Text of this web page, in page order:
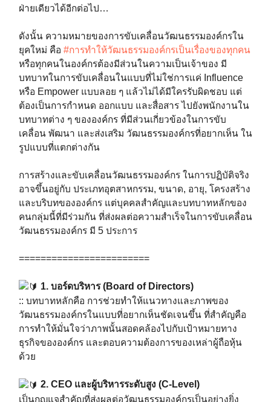
ฝ่ายเดียวได้อีกต่อไป…⁣⁣⁣⁣⁣⁣
ดังนั้น ความหมายของการขับเคลื่อนวัฒนธรรมองค์กรใน
ยุคใหม่ คือ #การทำให้วัฒนธรรมองค์กรเป็นเรื่องของทุกคน
หรือทุกคนในองค์กรต้องมีส่วนในความเป็นเจ้าของ มี
บทบาทในการขับเคลื่อนในแบบที่ไม่ใช่การแค่ Influence
หรือ Empower แบบลอย ๆ แล้วไม่ได้มีใครรับผิดชอบ แต่
ต้องเป็นการกำหนด ออกแบบ และสื่อสาร ไปยังพนักงานใน
บทบาทต่าง ๆ ขององค์กร ที่มีส่วนเกี่ยวข้องในการขับ
เคลื่อน พัฒนา และส่งเสริม วัฒนธรรมองค์กรที่อยากเห็น ใน
รูปแบบที่แตกต่างกัน ⁣⁣⁣⁣⁣⁣
การสร้างและขับเคลื่อนวัฒนธรรมองค์กร ในการปฏิบัติจริง
อาจขึ้นอยู่กับ ประเภทอุตสาหกรรม, ขนาด, อายุ, โครงสร้าง
และบริบทขององค์กร แต่บุคคลสำคัญและบทบาทหลักของ
คนกลุ่มนี้ที่มีร่วมกัน ที่ส่งผลต่อความสำเร็จในการขับเคลื่อน
วัฒนธรรมองค์กร มี 5 ประการ ⁣⁣⁣⁣⁣⁣
========================
1. บอร์ดบริหาร (Board of Directors)
⁣⁣⁣:: บทบาทหลักคือ การช่วยทำให้แนวทางและภาพของ
วัฒนธรรมองค์กรในแบบที่อยากเห็นชัดเจนขึ้น ที่สำคัญคือ
การทำให้มั่นใจว่าภาพนั้นสอดคล้องไปกับเป้าหมายทาง
ธุรกิจขององค์กร และตอบความต้องการของเหล่าผู้ถือหุ้น
ด้วย
2. CEO และผู้บริหารระดับสูง (C-Level)
เป็นกุญแจสำคัญที่ส่งผลต่อวัฒนธรรมองค์กรเป็นอย่างยิ่ง ⁣⁣⁣